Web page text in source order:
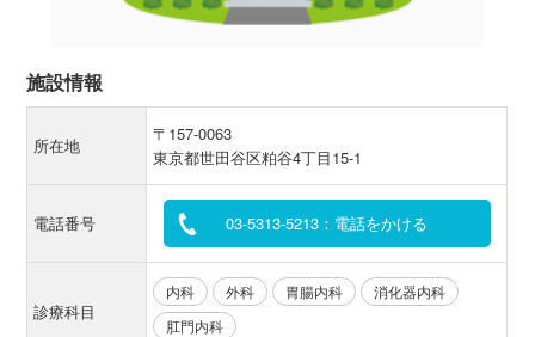
施設情報
所在地
〒157-0063
東京都世田谷区粕谷4丁目15-1
電話番号 03-5313-5213：電話をかける
診療科目
内科 外科 胃腸内科
消化器内科
肛門内科